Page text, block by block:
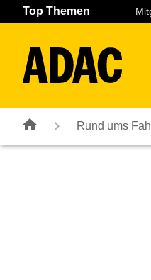
Navigation Seiteninhalt
Top Themen
Rund ums